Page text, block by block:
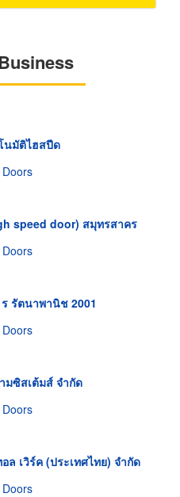
นมัติไฮสปีด
speed door) สมุทรสาคร
รัตนาพานิช 2001
มซิสเต้มส์ จำกัด
ล เวิร์ค (ประเทศไทย) จำกัด